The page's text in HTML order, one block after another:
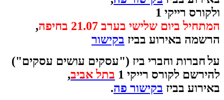
ולקורס רייקי 1
המתחיל ביום שלישי בערב 21.07 בחיפה
,
הרשמה באירוע בביז בקישור
עלחברות וחברי ביז ("עסקים עושים עסקים")
להירשם לקורס רייקי 1
בתל אביב,
באירוע בביז בקישור פה.